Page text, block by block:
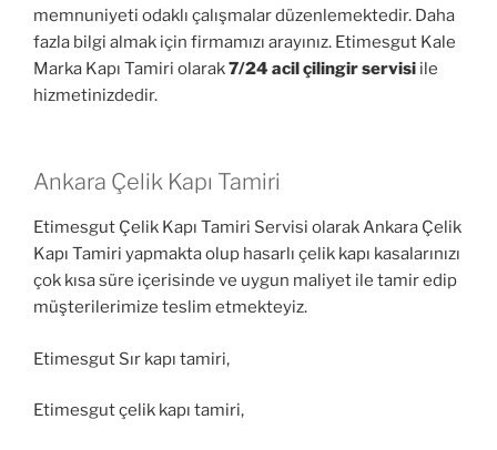
memnuniyeti odaklı çalışmalar düzenlemektedir. Daha
fazla bilgi almak için firmamızı arayınız. Etimesgut Kale
Marka Kapı Tamiri olarak7/24 acil çilingir servisi ile
hizmetinizdedir.
Ankara Çelik Kapı Tamiri
Etimesgut Çelik Kapı Tamiri Servisi olarak Ankara Çelik
Kapı Tamiri yapmakta olup hasarlı çelik kapı kasalarınızı
çok kısa süre içerisinde ve uygun maliyet ile tamir edip
müşterilerimize teslim etmekteyiz.
Etimesgut Sır kapı tamiri,
Etimesgut çelik kapı tamiri,